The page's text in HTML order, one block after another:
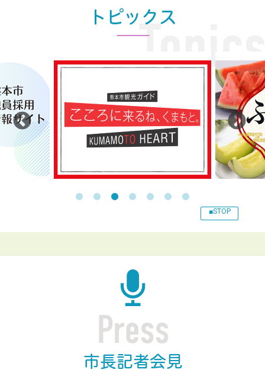
1 2 3 4 5 6 7
■STOP